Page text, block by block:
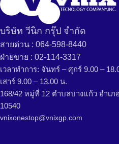
บริษัท วีนิก กรุ๊ป จำกัด
สายด่วน : 064-598-8440
ฝ่ายขาย : 02-114-3317
เวลาทำการ: จันทร์ – ศุกร์ 9.00 –
เสาร์ 9.00 – 13.00 น.
168/42 หมู่ที่ 12 ตำบลบางแก้ว อำเ
10540
vnixonestop@vnixgp.com